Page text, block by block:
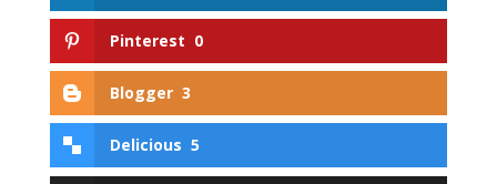
Pinterest 0
Blogger 3
Delicious 5